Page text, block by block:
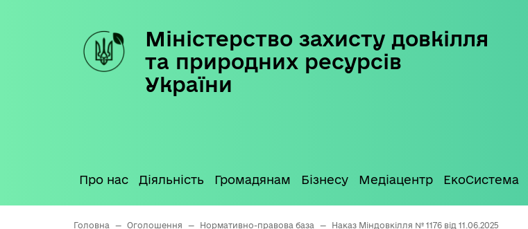
Міністерство захисту довкілля
та природних ресурсів
України
Про нас Діяльність Громадянам Бізнесу Медіацентр ЕкоСистема
Головна — Оголошення — Нормативно-правова база — Наказ Міндовкілля № 1176 від 11.06.2025